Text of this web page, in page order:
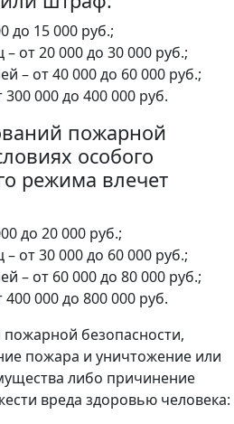
до 15 000 руб.;
от 20 000 до 30 000 руб.;
– от 40 000 до 60 000 руб.;
000 до 400 000 руб.
пожарной
особого
режима влечет
до 20 000 руб.;
от 30 000 до 60 000 руб.;
– от 60 000 до 80 000 руб.;
000 до 800 000 руб.
безопасности,
пожара и уничтожение или
либо причинение
вреда здоровью человека: